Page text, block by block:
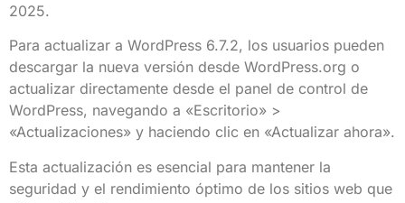
2025.
Para actualizar a WordPress 6.7.2, los usuarios pueden
descargar la nueva versión desde WordPress.org o
actualizar directamente desde el panel de control de
WordPress, navegando a «Escritorio» >
«Actualizaciones» y haciendo clic en «Actualizar ahora».
Esta actualización es esencial para mantener la
seguridad y el rendimiento óptimo de los sitios web que